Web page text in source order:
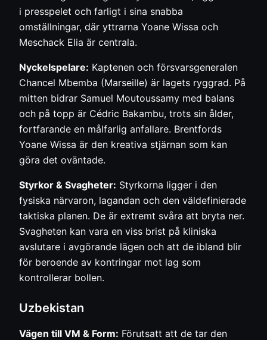
i presspelet och farligt i sina snabba
omställningar, där yttrarna Yoane Wissa och
Meschack Elia är centrala.
Nyckelspelare: Kaptenen och försvarsgeneralen
Chancel Mbemba (Marseille) är lagets ryggrad. På
mitten bidrar Samuel Moutoussamy med balans
och på topp är Cédric Bakambu, trots sin ålder,
fortfarande en målfarlig anfallare. Brentfords
Yoane Wissa är den kreativa stjärnan som kan
göra det oväntade.
Styrkor & Svagheter: Styrkorna ligger i den
fysiska närvaron, lagandan och den väldefinierade
taktiska planen. De är extremt svåra att bryta ner.
Svagheten kan vara en viss brist på kliniska
avslutare i avgörande lägen och att de ibland blir
för beroende av kontringar mot lag som
kontrollerar bollen.
Uzbekistan
Vägen till VM & Form: Förutsatt att de tar den